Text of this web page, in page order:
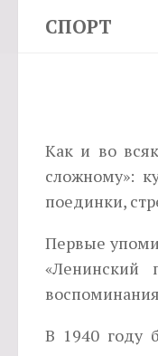
СПОРТ
Как и во
сложному»:
поединки,
Первые
«Ленинский
В 1940 году